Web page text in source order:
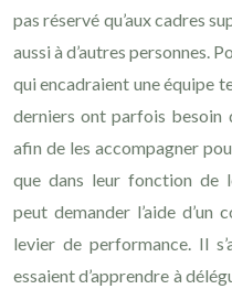
pas réservé qu’aux cadres
aussi à d’autres personnes.
qui encadraient une équipe
derniers ont parfois besoin
afin de les accompagner
que dans leur fonction de
peut demander l’aide d’un
levier de performance. Il
essaient d’apprendre à